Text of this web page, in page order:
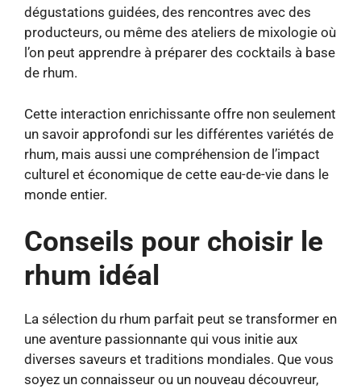
dégustations guidées, des rencontres avec des
producteurs, ou même des ateliers de mixologie où
l’on peut apprendre à préparer des cocktails à base
de rhum.
Cette interaction enrichissante offre non seulement
un savoir approfondi sur les différentes variétés de
rhum, mais aussi une compréhension de l’impact
culturel et économique de cette eau-de-vie dans le
monde entier.
Conseils pour choisir le
rhum idéal
La sélection du rhum parfait peut se transformer en
une aventure passionnante qui vous initie aux
diverses saveurs et traditions mondiales. Que vous
soyez un connaisseur ou un nouveau découvreur,